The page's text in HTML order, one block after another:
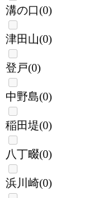
溝の口(0)
津田山(0)
登戸(0)
中野島(0)
稲田堤(0)
八丁畷(0)
浜川崎(0)